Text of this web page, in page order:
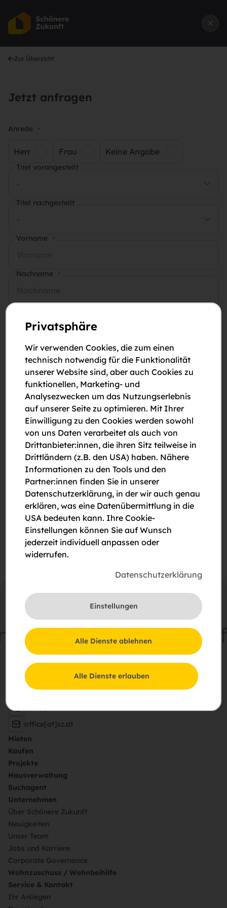
Zur Übersicht
Jetzt anfragen
Anrede *
Herr Frau Keine Angabe
Titel vorangestellt
Titel nachgestellt
Vorname *
Nachname *
Telefonnummer *
Anmerkungen
Bitte um Rückruf
Bitte um eine Besichtigung
Ich stimme der Erklärung zum Datenschutz
Zukunft
Schießstattring 37a, 3100 St. Pölten
pA Hietzinger Hauptstraße 119, 1130 Wien
office[at]sz.at
Mieten
Kaufen
Projekte
Hausverwaltung
Suchagent
Unternehmen
Über Schönere Zukunft
Neuigkeiten
Unser Team
Jobs und Karriere
Corporate Governance
Wohnzuschuss / Wohnbeihilfe
Service & Kontakt
Ihr Anliegen
Privatsphäre
Wir verwenden Cookies, die zum einen
technisch notwendig für die Funktionalität
unserer Website sind, aber auch Cookies zu
funktionellen, Marketing- und
Analysezwecken um das Nutzungserlebnis
auf unserer Seite zu optimieren. Mit Ihrer
Einwilligung zu den Cookies werden sowohl
von uns Daten verarbeitet als auch von
Drittanbieter:innen, die ihren Sitz teilweise in
Drittländern (z.B. den USA) haben. Nähere
Informationen zu den Tools und den
Partner:innen finden Sie in unserer
Datenschutzerklärung, in der wir auch genau
erklären, was eine Datenübermittlung in die
USA bedeuten kann. Ihre Cookie-
Einstellungen können Sie auf Wunsch
jederzeit individuell anpassen oder
widerrufen.
Datenschutzerklärung
Einstellungen
Alle Dienste ablehnen
Alle Dienste erlauben